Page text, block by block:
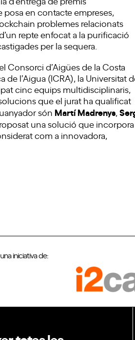
posa en contacte empreses,
problemes relacionats
repte enfocat a la purificació
per la sequera.
Consorci d’Aigües de la Costa
de l’Aigua (ICRA), la Universitat
cinc equips multidisciplinaris,
que el jurat ha qualificat
són Martí Madrenys,
una solució que incorpora
com a innovadora,
iniciativa de: